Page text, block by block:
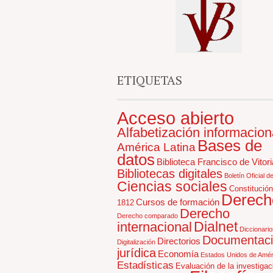
ETIQUETAS
Acceso abierto
Alfabetización
América Latina Bases de
datos Biblioteca Francisco de
Bibliotecas digitales Boletín Oficial
Ciencias sociales
1812 Cursos de formación
Derecho comparado Derecho
internacional Dialnet
Digitalización Directorios
jurídica Economía Estados Unidos de
Estadísticas Evaluación de la